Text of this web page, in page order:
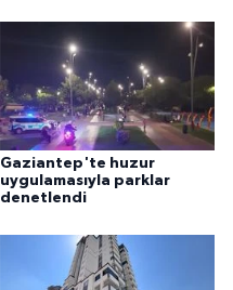
Gaziantep'te huzur
uygulamasıyla parklar
denetlendi